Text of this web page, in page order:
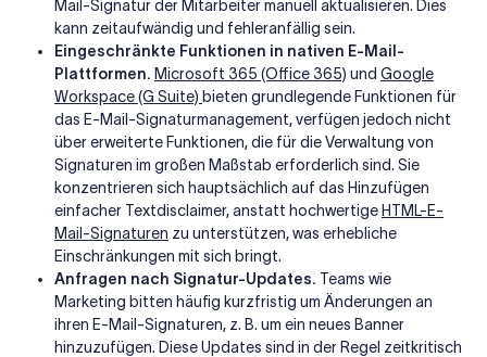
Mail-Signatur der Mitarbeiter manuell aktualisieren. Dies
kann zeitaufwändig und fehleranfällig sein.
Eingeschränkte Funktionen in nativen E-Mail-
Plattformen. Microsoft 365 (Office 365) und Google
Workspace (G Suite) bieten grundlegende Funktionen für
das E-Mail-Signaturmanagement, verfügen jedoch nicht
über erweiterte Funktionen, die für die Verwaltung von
Signaturen im großen Maßstab erforderlich sind. Sie
konzentrieren sich hauptsächlich auf das Hinzufügen
einfacher Textdisclaimer, anstatt hochwertige HTML-E-
Mail-Signaturen zu unterstützen, was erhebliche
Einschränkungen mit sich bringt.
Anfragen nach Signatur-Updates. Teams wie
Marketing bitten häufig kurzfristig um Änderungen an
ihren E-Mail-Signaturen, z. B. um ein neues Banner
hinzuzufügen. Diese Updates sind in der Regel zeitkritisch